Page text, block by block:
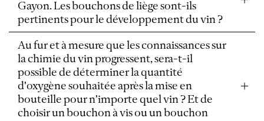
Gayon. Les bouchons de liège sont-ils
pertinents pour le développement du vin ?
Au fur et à mesure que les connaissances sur
la chimie du vin progressent, sera-t-il
possible de déterminer la quantité
d'oxygène souhaitée après la mise en
bouteille pour n'importe quel vin ? Et de
choisir un bouchon à vis ou un bouchon